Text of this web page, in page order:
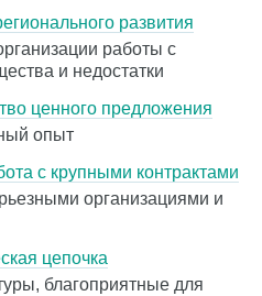
развития
работы с
и недостатки
ценного предложения
опыт
с крупными контрактами
организациями и
цепочка
благоприятные для